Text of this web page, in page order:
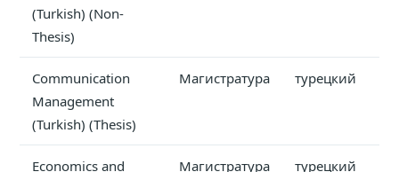
(Turkish) (Non-
Thesis)
Communication
Management
(Turkish) (Thesis)
Магистратура турецкий
Economics and
Магистратура турецкий